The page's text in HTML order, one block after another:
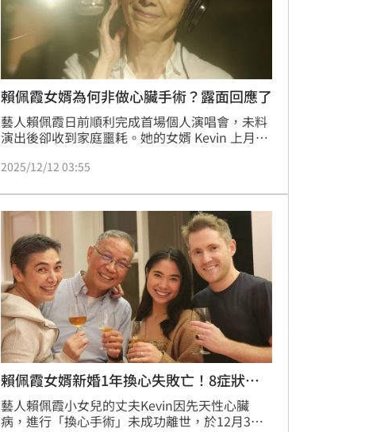
賴佩霞女婿為何非做心臟手術？露面回應了
藝人賴佩霞日前順利完成首場個人演唱會，未料
演出後卻收到家庭噩耗。她的女婿 Kevin 上月在
發症，不幸於台灣時間 12 月 3 日離世，讓她與
換心手術」的疑惑日增，賴佩霞稍早在直播中親
自回應，也坦言全家人從未想過最終會失去
Kevin。
2025/12/12 03:55
賴佩霞女婿新婚1年換心失敗亡！8症狀當
心
藝人賴佩霞小女兒的丈夫Kevin因先天性心臟
病，進行「換心手術」未成功離世，於12月3日